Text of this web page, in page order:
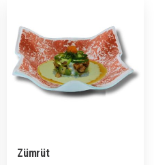
Zümrüt